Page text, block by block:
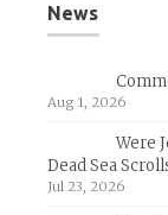
News
Aug 1, 2026
Were
Dead Sea
Jul 23, 2026